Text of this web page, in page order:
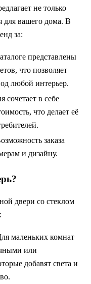
не только
для вашего дома. В
за:
представлены
что позволяет
любой интерьер.
сочетает в себе
что делает её
заказа
и дизайну.
двери со стеклом
маленьких комнат
или
добавят света и